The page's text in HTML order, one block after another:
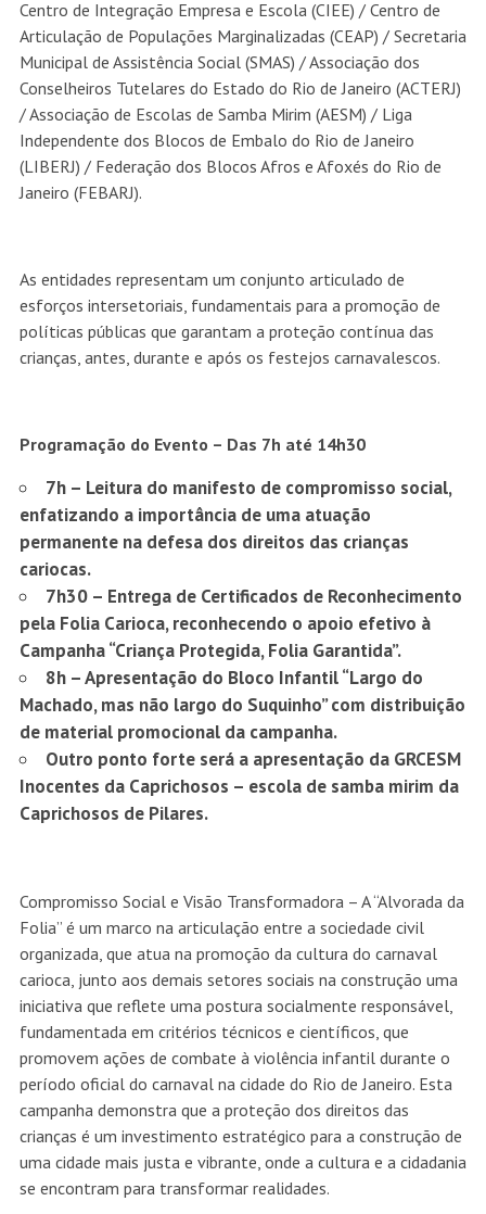
Centro de Integração Empresa e Escola (CIEE) / Centro de
Articulação de Populações Marginalizadas (CEAP) / Secretaria
Municipal de Assistência Social (SMAS) / Associação dos
Conselheiros Tutelares do Estado do Rio de Janeiro (ACTERJ)
/ Associação de Escolas de Samba Mirim (AESM) / Liga
Independente dos Blocos de Embalo do Rio de Janeiro
(LIBERJ) / Federação dos Blocos Afros e Afoxés do Rio de
Janeiro (FEBARJ).
As entidades representam um conjunto articulado de
esforços intersetoriais, fundamentais para a promoção de
políticas públicas que garantam a proteção contínua das
crianças, antes, durante e após os festejos carnavalescos.
Programação do Evento – Das 7h até 14h30
7h – Leitura do manifesto de compromisso social,
enfatizando a importância de uma atuação
permanente na defesa dos direitos das crianças
cariocas.
7h30 – Entrega de Certificados de Reconhecimento
pela Folia Carioca, reconhecendo o apoio efetivo à
Campanha “Criança Protegida, Folia Garantida”.
8h – Apresentação do Bloco Infantil “Largo do
Machado, mas não largo do Suquinho” com distribuição
de material promocional da campanha.
Outro ponto forte será a apresentação da GRCESM
Inocentes da Caprichosos – escola de samba mirim da
Caprichosos de Pilares.
Compromisso Social e Visão Transformadora – A “Alvorada da
Folia” é um marco na articulação entre a sociedade civil
organizada, que atua na promoção da cultura do carnaval
carioca, junto aos demais setores sociais na construção uma
iniciativa que reflete uma postura socialmente responsável,
fundamentada em critérios técnicos e científicos, que
promovem ações de combate à violência infantil durante o
período oficial do carnaval na cidade do Rio de Janeiro. Esta
campanha demonstra que a proteção dos direitos das
crianças é um investimento estratégico para a construção de
uma cidade mais justa e vibrante, onde a cultura e a cidadania
se encontram para transformar realidades.